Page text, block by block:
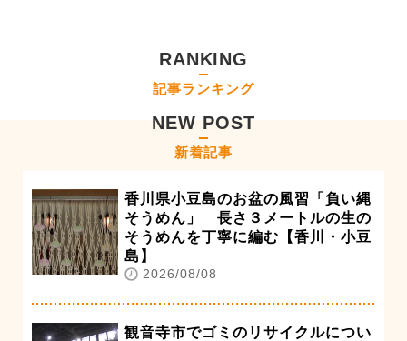
RANKING
記事ランキング
NEW POST
新着記事
香川県小豆島のお盆の風習「負い縄
そうめん」 長さ３メートルの生の
そうめんを丁寧に編む【香川・小豆
島】
2026/08/08
観音寺市でゴミのリサイクルについ